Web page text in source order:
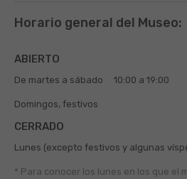
Horario general del Museo:
ABIERTO
De martes a sábado 10:00 a 19:00
Domingos, festivos
CERRADO
Lunes (excepto festivos y algunas
* Para conocer los lunes en los que el